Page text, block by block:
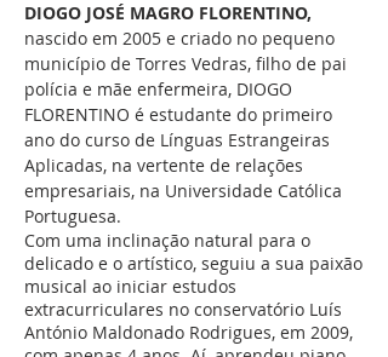
DIOGO JOSÉ MAGRO FLORENTINO,
nascido em 2005 e criado no pequeno
município de Torres Vedras, filho de pai
polícia e mãe enfermeira, DIOGO
FLORENTINO é estudante do primeiro
ano do curso de Línguas Estrangeiras
Aplicadas, na vertente de relações
empresariais, na Universidade Católica
Portuguesa.
Com uma inclinação natural para o
delicado e o artístico, seguiu a sua paixão
musical ao iniciar estudos
extracurriculares no conservatório Luís
António Maldonado Rodrigues, em 2009,